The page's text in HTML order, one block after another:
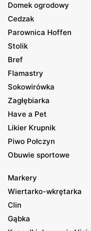
Domek ogrodowy
Cedzak
Parownica Hoffen
Stolik
Bref
Flamastry
Sokowirówka
Zagłębiarka
Have a Pet
Likier Krupnik
Piwo Połczyn
Obuwie sportowe
Markery
Wiertarko-wkrętarka
Clin
Gąbka